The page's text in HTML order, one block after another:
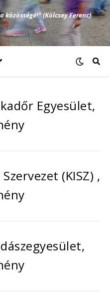
(Kölcsey Ferenc)
Egyesület,
(KISZ) ,